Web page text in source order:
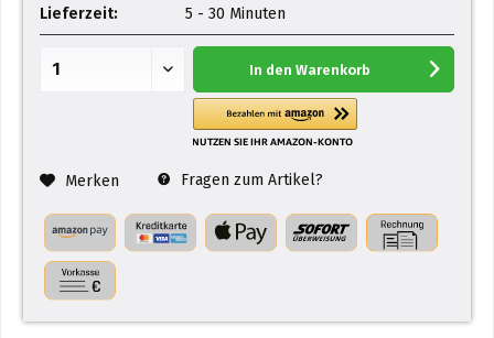
Lieferzeit:
5 - 30 Minuten
In den Warenkorb
Merken Fragen zum Artikel?